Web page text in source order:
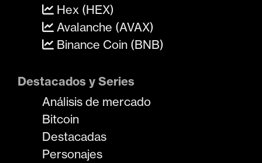
Hex (HEX)
Avalanche (AVAX)
Binance Coin (BNB)
Destacados y Series
Análisis de mercado
Bitcoin
Destacadas
Personajes